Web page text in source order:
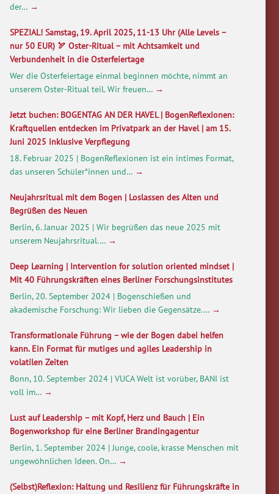
der… →
SPEZIAL! Samstag, 19. April 2025, 11-13 Uhr (Alle Levels –
nur 50 EUR) 🏹 Oster-Ritual – mit Achtsamkeit und
Verbundenheit in die Osterfeiertage
Wer die Osterfeiertage einmal beginnen möchte, nimmt an
unserem Oster-Ritual teil. Wir freuen… →
Jetzt buchen: BOGENTAG AN DER HAVEL | BogenReflexionen:
Kraftquellen entdecken im Privatpark an der Havel | am 15.
Juni 2025 inklusive Verpflegung
18. Februar 2025 | BogenReflexionen ist ein intimes Format,
das unseren Schüler*innen und… →
Neujahrsritual mit dem Bogen | Loslassen des Alten und
Begrüßen des Neuen
Berlin, 6. Januar 2025 | Wir begrüßen das neue 2025 mit
unserem Neujahrsritual.… →
Deep Learning | Intervention for solution oriented mindset |
Mit 40 Führungskräften eines Berliner Forschungsinstitutes
Berlin, 20. September 2024 | Bogenschießen und
akademische Forschung: Wir lieben die Gegensätze.… →
Transformationale Führung – wie der Bogen dabei helfen
kann. Ein Format für mutiges und agiles Leadership in
volatilen Zeiten
Bonn, 10. September 2024 | VUCA Welt ist vorüber, BANI ist
voll im… →
Lust auf Leadership – mit Kopf, Herz und Bauch | Ein
Bogenworkshop für eine Berliner Brandingagentur
Berlin, 1. September 2024 | Junge, coole, krasse Menschen mit
ungewöhnlichen Ideen. On… →
(Selbst)Reflexion: Haltung und Resilienz für Führungskräfte in